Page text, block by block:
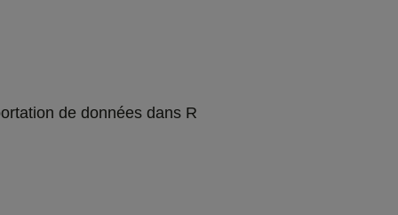
de données dans R